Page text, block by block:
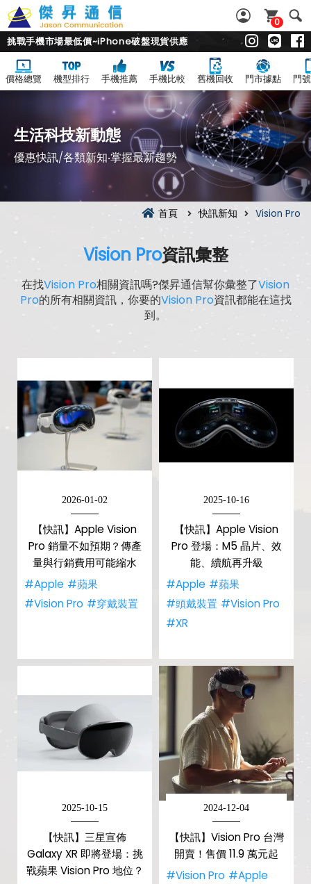
0
挑戰手機市場最低價~iPhone破盤現貨供應
價格總覽 機型排行 手機推薦 手機比較 舊機回收 門市據點 門
生活科技新動態
優惠快訊/各類新知‧掌握最新趨勢
首頁 快訊新知 Vision Pro
Vision Pro資訊彙整
在找Vision Pro相關資訊嗎?傑昇通信幫你彙整了Vision
Pro的所有相關資訊，你要的Vision Pro資訊都能在這找
到。
2026-01-02
【快訊】Apple Vision
Pro 銷量不如預期？傳產
量與行銷費用可能縮水
#Apple #蘋果
#Vision Pro #穿戴裝置
2025-10-16
【快訊】Apple Vision
Pro 登場：M5 晶片、效
能、續航再升級
#Apple #蘋果
#頭戴裝置 #Vision Pro
#XR
2025-10-15
【快訊】三星宣佈
Galaxy XR 即將登場：挑
戰蘋果 Vision Pro 地位？
2024-12-04
【快訊】Vision Pro 台灣
開賣！售價 11.9 萬元起
#Vision Pro #Apple